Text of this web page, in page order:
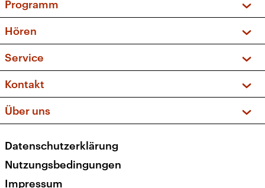
Programm
Sendungen und Podcasts
Musikliste
Kakadu – Das Kinderprogramm
Hören
Frequenzen (UKW + DAB+)
Service
FAQ
Apps
Newsletter
Veranstaltungen
Kontakt
Social Media
Über uns
Presse
Karriere
Datenschutzerklärung
Nutzungsbedingungen
Impressum